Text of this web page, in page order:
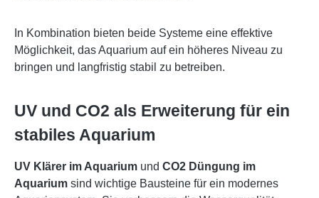
In Kombination bieten beide Systeme eine effektive
Möglichkeit, das Aquarium auf ein höheres Niveau zu
bringen und langfristig stabil zu betreiben.
UV und CO2 als Erweiterung für ein
stabiles Aquarium
UV Klärer im Aquarium und CO2 Düngung im
Aquarium sind wichtige Bausteine für ein modernes